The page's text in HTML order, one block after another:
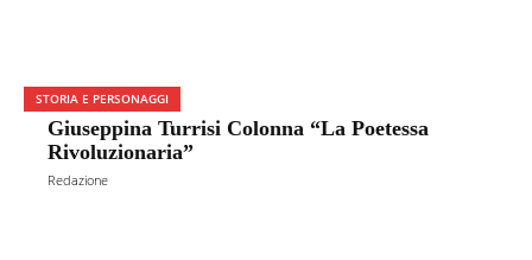
STORIA E PERSONAGGI
Giuseppina Turrisi Colonna “La Poetessa
Rivoluzionaria”
Redazione